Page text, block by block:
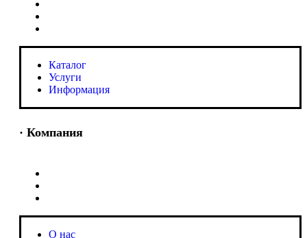
Каталог
Услуги
Информация
· Компания
O нас